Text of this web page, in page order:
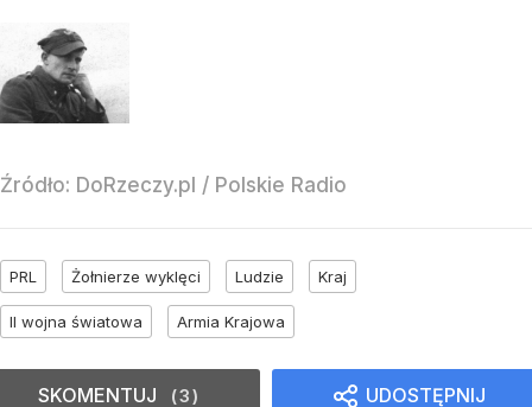
Źródło: DoRzeczy.pl / Polskie Radio
PRL Żołnierze wyklęci Ludzie Kraj
II wojna światowa Armia Krajowa
UDOSTĘPNIJ
SKOMENTUJ 3